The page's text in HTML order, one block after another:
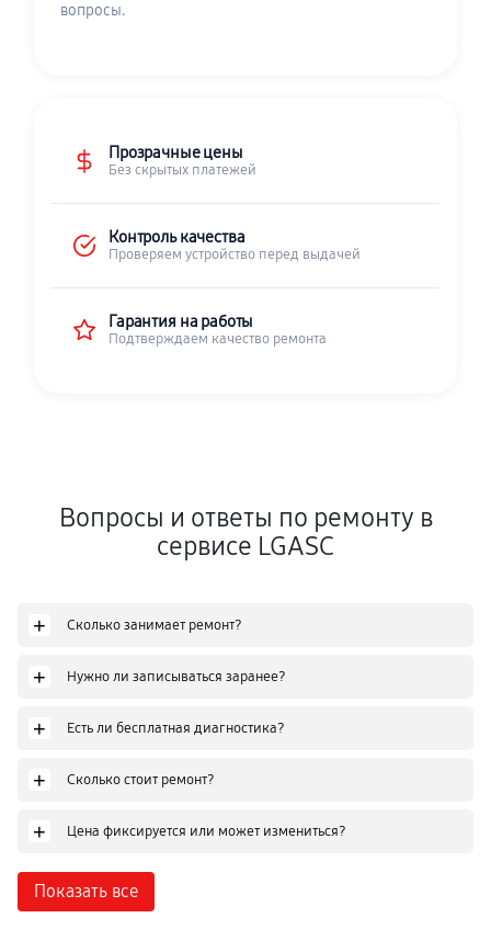
вопросы.
Прозрачные цены
Без скрытых платежей
Контроль качества
Проверяем устройство перед выдачей
Гарантия на работы
Подтверждаем качество ремонта
Вопросы и ответы по ремонту в
сервисе LGASC
+ Сколько занимает ремонт?
+ Нужно ли записываться заранее?
+ Есть ли бесплатная диагностика?
+ Сколько стоит ремонт?
+ Цена фиксируется или может измениться?
Показать все